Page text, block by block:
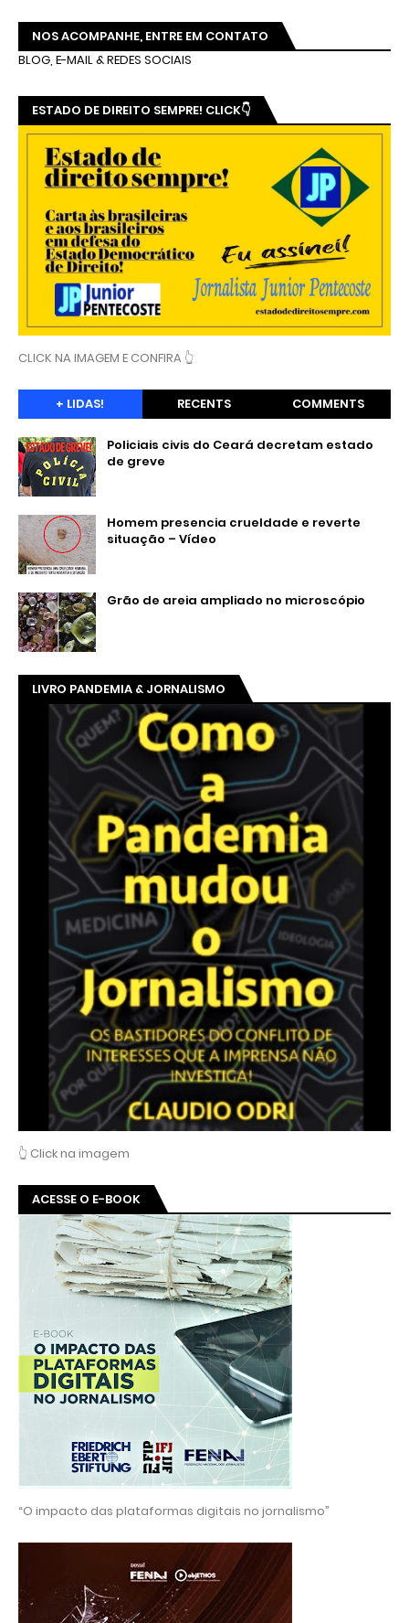
NOS ACOMPANHE, ENTRE EM CONTATO
BLOG, E-MAIL & REDES SOCIAIS
ESTADO DE DIREITO SEMPRE! CLICK👇
CLICK NA IMAGEM E CONFIRA 👆
+ LIDAS! RECENTS COMMENTS
Policiais civis do Ceará decretam estado
de greve
Homem presencia crueldade e reverte
situação – Vídeo
Grão de areia ampliado no microscópio
LIVRO PANDEMIA & JORNALISMO
👆 Click na imagem
ACESSE O E-BOOK
“O impacto das plataformas digitais no jornalismo”